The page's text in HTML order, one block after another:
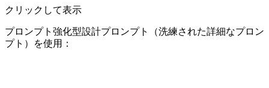
クリックして表示
プロンプト強化型設計プロンプト（洗練された詳細なプロン
プト）を使用：